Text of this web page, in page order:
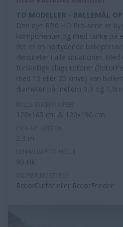
TO MODELLER - BALLEMÅL
Den nye RB6 HD Pro-serie er
komponenter og med tanke på
det er en højtydende
densiteter i alle situationer.
forskellige slags rotorer
med 13 eller 25 knive) kan
diameter på mellem 0,9 og 1,9m.
120x165 cm & 120x190 cm
2.3 m
90 HK
RotorCutter eller RotorFeeder